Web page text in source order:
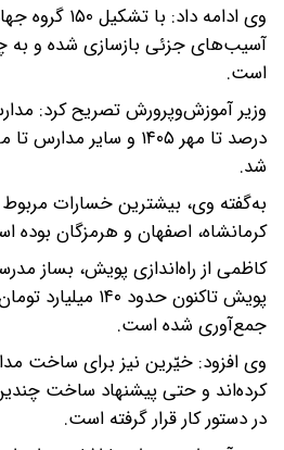
آسیب‌های جزئی بازسازی شده و به
است.
شد.
به‌گفته وی، بیشترین خسارات مربوط
کرمانشاه، اصفهان و هرمزگان بوده
کاظمی از راه‌اندازی پویش، بساز
پویش تاکنون حدود
جمع‌آوری شده است.
وی افزود: خیّرین نیز برای ساخت
کرده‌اند و حتی پیشنهاد ساخت
در دستور کار قرار گرفته است.